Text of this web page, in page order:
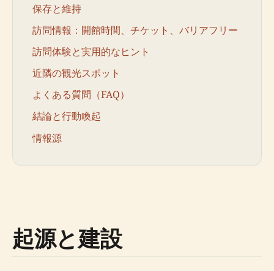
保存と維持
訪問情報：開館時間、チケット、バリアフリー
訪問体験と実用的なヒント
近隣の観光スポット
よくある質問（FAQ）
結論と行動喚起
情報源
起源と建設